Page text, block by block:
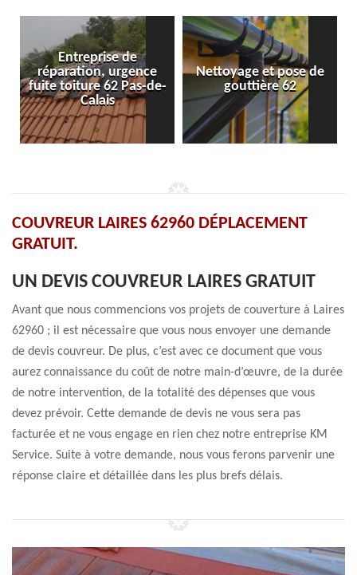
de
urgence
62 Pas-de-
Nettoyage et pose de
gouttière 62
Pose et
COUVREUR LAIRES 62960 DÉPLACEMENT
GRATUIT.
UN DEVIS COUVREUR LAIRES GRATUIT
Avant que nous commencions vos projets de couverture à Laires
62960 ; il est nécessaire que vous nous envoyer une demande
de devis couvreur. De plus, c’est avec ce document que vous
aurez connaissance du coût de notre main-d’œuvre, de la durée
de notre intervention, de la totalité des dépenses que vous
devez prévoir. Cette demande de devis ne vous sera pas
facturée et ne vous engage en rien chez notre entreprise KM
Service. Suite à votre demande, nous vous ferons parvenir une
réponse claire et détaillée dans les plus brefs délais.